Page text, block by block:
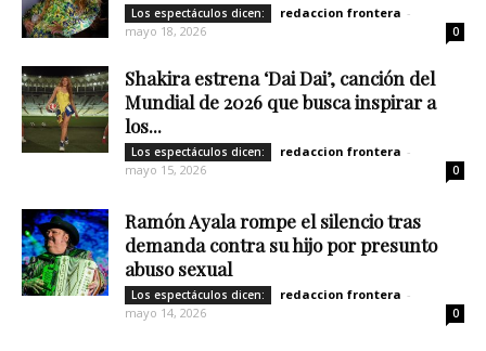
Los espectáculos dicen: redaccion frontera -
mayo 18, 2026
0
Shakira estrena ‘Dai Dai’, canción del
Mundial de 2026 que busca inspirar a
los...
Los espectáculos dicen: redaccion frontera -
mayo 15, 2026
0
Ramón Ayala rompe el silencio tras
demanda contra su hijo por presunto
abuso sexual
Los espectáculos dicen: redaccion frontera -
mayo 14, 2026
0